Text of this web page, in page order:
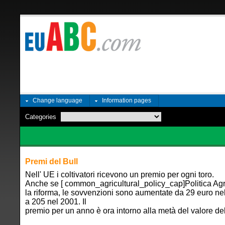
Change language Information pages
Categories
Premi del Bull
Nell' UE i coltivatori ricevono un premio per ogni toro.
Anche se [ common_agricultural_policy_cap]Politica
la riforma, le sovvenzioni sono aumentate da 29 euro
a 205 nel 2001. Il
premio per un anno è ora intorno alla metà del valore